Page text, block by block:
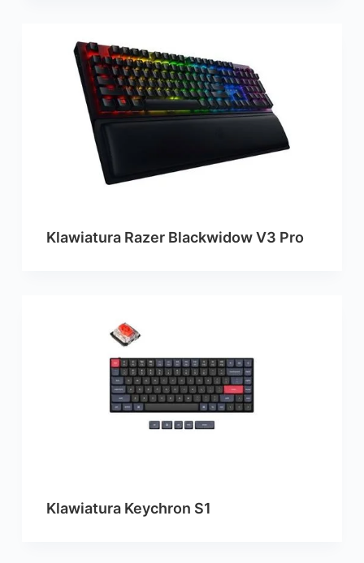
Klawiatura Razer Blackwidow V3 Pro
Klawiatura Keychron S1